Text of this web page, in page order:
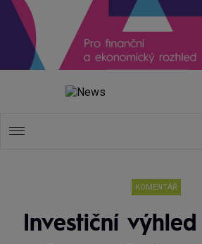
KOMENTÁŘ
Investiční